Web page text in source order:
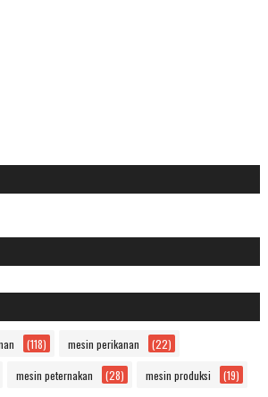
(118) mesin perikanan (22)
mesin peternakan (28) mesin produksi (19)